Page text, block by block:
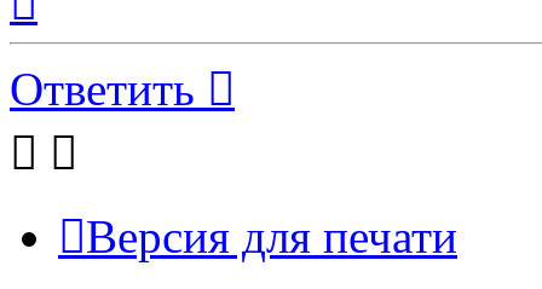
началу
Ответить
Версия для печати